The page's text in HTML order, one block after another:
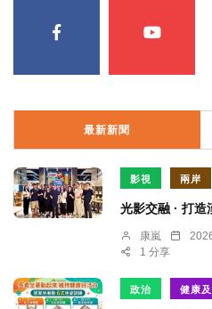
最新新聞
影視 兩岸
光影交融 · 打
康嵐
1 分享
政治 健康